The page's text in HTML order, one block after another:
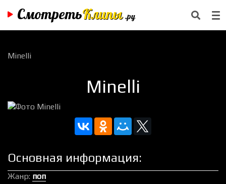
СмотретьКлипы .ру
Minelli
Minelli
Основная информация:
Жанр: поп